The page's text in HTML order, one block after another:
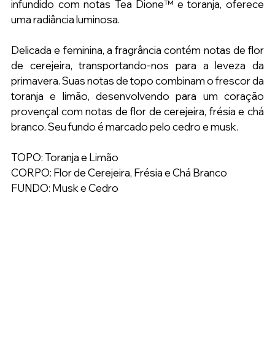
infundido com notas Tea Dione™ e toranja, oferece
uma radiância luminosa.
Delicada e feminina, a fragrância contém notas de flor
de cerejeira, transportando-nos para a leveza da
primavera. Suas notas de topo combinam o frescor da
toranja e limão, desenvolvendo para um coração
provençal com notas de flor de cerejeira, frésia e chá
branco. Seu fundo é marcado pelo cedro e musk.
TOPO: Toranja e Limão
CORPO: Flor de Cerejeira, Frésia e Chá Branco
FUNDO: Musk e Cedro